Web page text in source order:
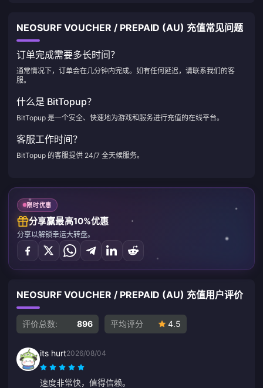
NEOSURF VOUCHER / PREPAID (AU) 充值常见问题
订单完成需要多长时间？
通常情况下，订单会在几分钟内完成。如有任何延迟，请联系我们的客
服。
什么是 BitTopup？
BitTopup 是一个安全、快速地为游戏和服务进行充值的在线平台。
客服工作时间？
BitTopup 的客服提供 24/7 全天候服务。
限时优惠
分享赢最高10%优惠
分享以解锁幸运大转盘。
NEOSURF VOUCHER / PREPAID (AU) 充值用户评价
评价总数: 896 平均评分 4.5
its hurt2026/08/04
速度非常快，值得信赖。